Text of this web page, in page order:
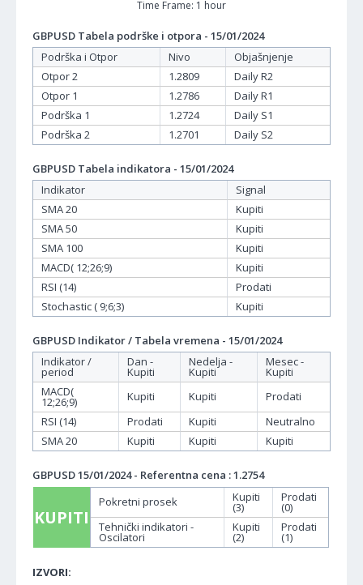
Time Frame: 1 hour
GBPUSD Tabela podrške i otpora - 15/01/2024
Podrška i Otpor
Nivo
Objašnjenje
Otpor 2
1.2809
Daily R2
Otpor 1
1.2786
Daily R1
Podrška 1
1.2724
Daily S1
Podrška 2
1.2701 Daily S2
GBPUSD Tabela indikatora - 15/01/2024
Indikator
Signal
SMA 20
Kupiti
SMA 50
Kupiti
SMA 100
Kupiti
MACD( 12;26;9)
Kupiti
RSI (14)
Prodati
Stochastic ( 9;6;3)
Kupiti
GBPUSD Indikator / Tabela vremena - 15/01/2024
Indikator /
period
Dan -
Kupiti
Nedelja -
Kupiti
Mesec -
Kupiti
MACD(
12;26;9) Kupiti Kupiti
Prodati
RSI (14)
Prodati Kupiti
Neutralno
SMA 20
Kupiti Kupiti Kupiti
GBPUSD 15/01/2024 - Referentna cena : 1.2754
KUPITI
Pokretni prosek Kupiti
(3)
Prodati
(0)
Tehnički indikatori -
Oscilatori
Kupiti
(2)
Prodati
(1)
IZVORI: